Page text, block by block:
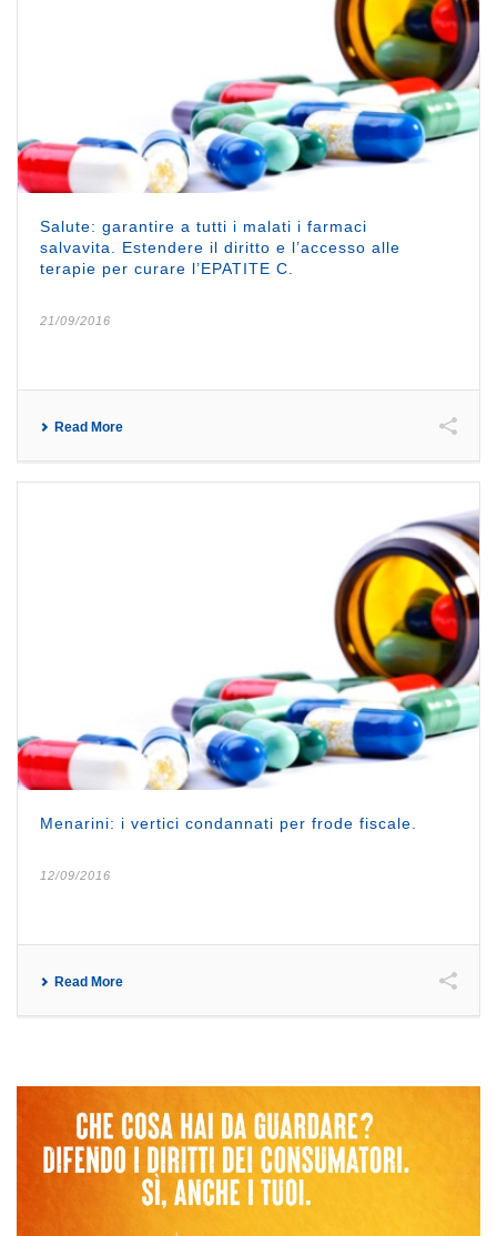
Salute: garantire a tutti i malati i farmaci
salvavita. Estendere il diritto e l’accesso alle
terapie per curare l’EPATITE C.
21/09/2016
Read More
Menarini: i vertici condannati per frode fiscale.
12/09/2016
Read More